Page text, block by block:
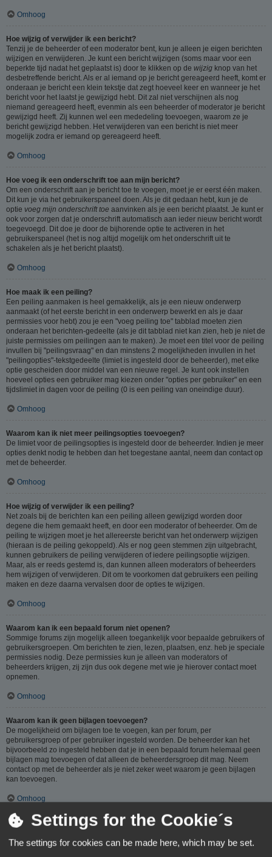
Omhoog
Hoe wijzig of verwijder ik een bericht?
Tenzij je de beheerder of een moderator bent, kun je alleen je eigen berichten
wijzigen en verwijderen. Je kunt een bericht wijzigen (soms maar voor een
beperkte tijd nadat het geplaatst is) door te klikken op de wijzig knop van het
desbetreffende bericht. Als er al iemand op je bericht gereageerd heeft, komt er
onderaan je bericht een klein tekstje dat zegt hoeveel keer en wanneer je het
bericht voor het laatst je gewijzigd hebt. Dit zal niet verschijnen als nog
niemand gereageerd heeft, evenmin als een beheerder of moderator je bericht
gewijzigd heeft. Zij kunnen wel een mededeling toevoegen, waarom ze je
bericht gewijzigd hebben. Het verwijderen van een bericht is niet meer
mogelijk zodra er iemand op gereageerd heeft.
Omhoog
Hoe voeg ik een onderschrift toe aan mijn bericht?
Om een onderschrift aan je bericht toe te voegen, moet je er eerst één maken.
Dit kun je via het gebruikerspaneel doen. Als je dit gedaan hebt, kun je de
optie voeg mijn onderschrift toe aanvinken als je een bericht plaatst. Je kunt er
ook voor zorgen dat je onderschrift automatisch aan ieder nieuw bericht wordt
toegevoegd. Dit doe je door de bijhorende optie te activeren in het
gebruikerspaneel (het is nog altijd mogelijk om het onderschrift uit te
schakelen als je het bericht plaatst).
Omhoog
Hoe maak ik een peiling?
Een peiling aanmaken is heel gemakkelijk, als je een nieuw onderwerp
aanmaakt (of het eerste bericht in een onderwerp bewerkt en als je daar
permissies voor hebt) zou je een "voeg peiling toe" tabblad moeten zien
onderaan het berichten-gedeelte (als je dit tabblad niet kan zien, heb je niet de
juiste permissies om peilingen aan te maken). Je moet een titel voor de peiling
invullen bij "peilingsvraag" en dan minstens 2 mogelijkheden invullen in het
"peilingopties"-tekstgedeelte (limiet is ingesteld door de beheerder), met elke
optie gescheiden door middel van een nieuwe regel. Je kunt ook instellen
hoeveel opties een gebruiker mag kiezen onder "opties per gebruiker" en een
tijdslimiet in dagen voor de peiling (0 is een peiling van oneindige duur).
Omhoog
Waarom kan ik niet meer peilingsopties toevoegen?
De limiet voor de peilingsopties is ingesteld door de beheerder. Indien je meer
opties denkt nodig te hebben dan het toegestane aantal, neem dan contact op
met de beheerder.
Omhoog
Hoe wijzig of verwijder ik een peiling?
Net zoals bij de berichten kan een peiling alleen gewijzigd worden door
degene die hem gemaakt heeft, en door een moderator of beheerder. Om de
peiling te wijzigen moet je het allereerste bericht van het onderwerp wijzigen
(hieraan is de peiling gekoppeld). Als er nog geen stemmen zijn uitgebracht,
kunnen gebruikers de peiling verwijderen of iedere peilingsoptie wijzigen.
Maar, als er reeds gestemd is, dan kunnen alleen moderators of beheerders
hem wijzigen of verwijderen. Dit om te voorkomen dat gebruikers een peiling
maken en deze daarna vervalsen door de opties te wijzigen.
Omhoog
Waarom kan ik een bepaald forum niet openen?
Sommige forums zijn mogelijk alleen toegankelijk voor bepaalde gebruikers of
gebruikersgroepen. Om berichten te zien, lezen, plaatsen, enz. heb je speciale
permissies nodig. Deze permissies kun je alleen van moderators of
beheerders krijgen, zij zijn dus ook degene met wie je hierover contact moet
opnemen.
Omhoog
Waarom kan ik geen bijlagen toevoegen?
De mogelijkheid om bijlagen toe te voegen, kan per forum, per
gebruikersgroep of per gebruiker ingesteld worden. De beheerder kan het
bijvoorbeeld zo ingesteld hebben dat je in een bepaald forum helemaal geen
bijlagen mag toevoegen of dat alleen de beheerdersgroep dit mag. Neem
contact op met de beheerder als je niet zeker weet waarom je geen bijlagen
kan toevoegen.
Omhoog
Waarom ontving ik een waarschuwing?
Op ieder forum gelden specifieke regels, als je één van deze regels (volgens
de beheerder) overtreedt, kun je een waarschuwing ontvangen. Het sturen van
Settings for the Cookie´s
The settings for cookies can be made here, which may be set.